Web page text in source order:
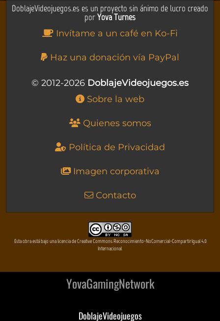
DoblajeVideojuegos.es es un proyecto sin ánimo de lucro creado
porYova Turnes
Invítame a un café en Ko-Fi
Haz una donación vía PayPal
© 2012-2026 DoblajeVideojuegos.es
Sobre la web
Quienes somos
Política de Privacidad
Imagen corporativa
Contacto
Esta obra está bajo una licencia de Creative Commons Reconocimiento-NoComercial-CompartirIgual 4.0
Internacional
YovaGamingNetwork
DoblajeVideojuegos